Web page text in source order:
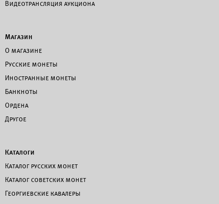
Видеотрансляция аукциона
Магазин
О магазине
Русские монеты
Иностранные монеты
Банкноты
Ордена
Другое
Каталоги
Каталог русских монет
Каталог советских монет
Георгиевские кавалеры